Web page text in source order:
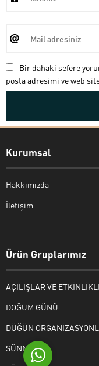
Bir dahaki sefere
posta adresimi ve web
Kurumsal
Hakkımızda
İletişim
Ürün Gruplarımız
AÇILIŞLAR VE
DOĞUM GÜNÜ
DÜĞÜN
SÜNNET